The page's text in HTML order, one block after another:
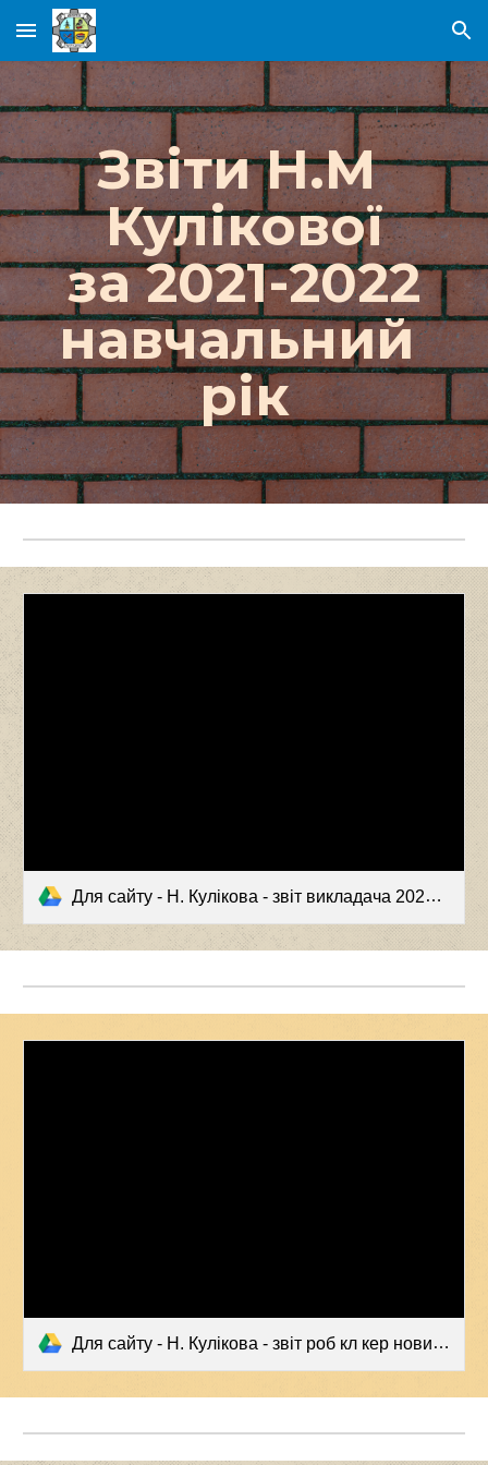
Skip to main content Skip to navigation
Звіти Н.М
Кулікової
за 2021-2022
навчальний
рік
Для сайту - Н. Кулікова - звіт викладача 2022.pdf
Для сайту - Н. Кулікова - звіт роб кл кер новий.pdf